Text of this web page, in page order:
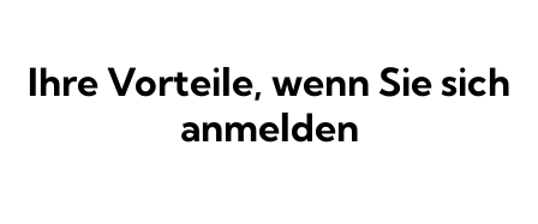
Ihre Vorteile, wenn Sie sich
anmelden